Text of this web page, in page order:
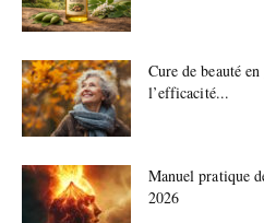
Cure de beauté
l’efficacité...
Manuel pratique
2026